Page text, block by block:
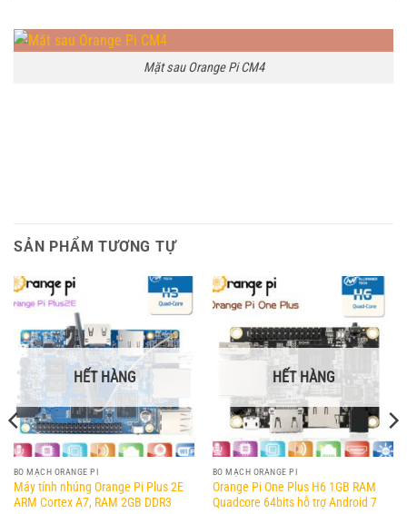
Mặt sau Orange Pi CM4
SẢN PHẨM TƯƠNG TỰ
HẾT HÀNG
BO MẠCH ORANGE PI
Máy tính nhúng Orange Pi Plus 2E
ARM Cortex A7, RAM 2GB DDR3
HẾT HÀNG
BO MẠCH ORANGE PI
Orange Pi One Plus H6 1GB RAM
Quadcore 64bits hỗ trợ Android 7